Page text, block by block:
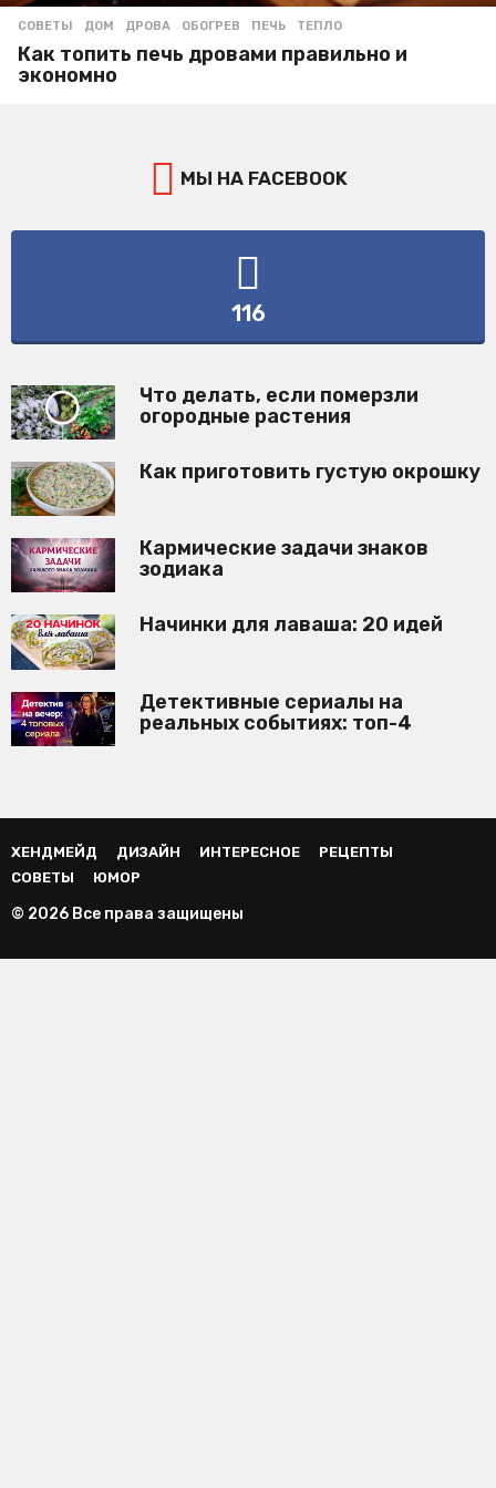
СОВЕТЫ ДОМ ,ДРОВА ,ОБОГРЕВ ,ПЕЧЬ ,ТЕПЛО
Как топить печь дровами правильно и
экономно
МЫ НА FACEBOOK
116
Что делать, если померзли
огородные растения
Как приготовить густую окрошку
Кармические задачи знаков
зодиака
Начинки для лаваша: 20 идей
Детективные сериалы на
реальных событиях: топ-4
ХЕНДМЕЙД ДИЗАЙН ИНТЕРЕСНОЕ
РЕЦЕПТЫ
СОВЕТЫ
ЮМОР
© 2026 Все права защищены